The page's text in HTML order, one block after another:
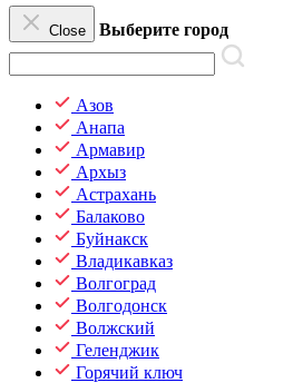
Close Выберите город
Азов
Анапа
Армавир
Архыз
Астрахань
Балаково
Буйнакск
Владикавказ
Волгоград
Волгодонск
Волжский
Геленджик
Горячий ключ